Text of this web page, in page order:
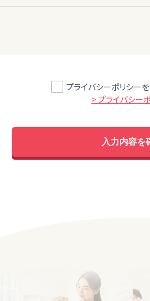
プライバシーポリシー
> プライバシー
入力内容を